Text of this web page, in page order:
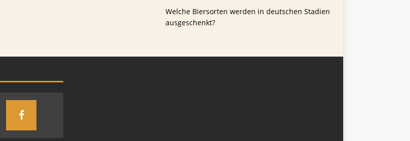
Welche Biersorten werden in deutschen Stadien
ausgeschenkt?